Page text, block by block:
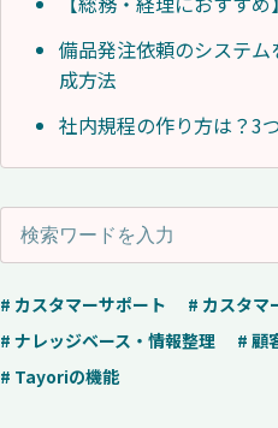
備品発注依頼のシステ
成方法
社内規程の作り方は？3
# カスタマーサポート # カスタマ
# ナレッジベース・情報整理
# 顧
# Tayoriの機能